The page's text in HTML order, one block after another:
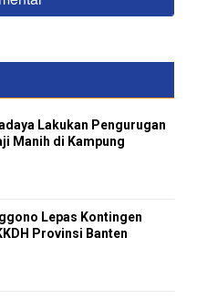
Lakukan Pengurugan
Manih di Kampung
Lepas Kontingen
Provinsi Banten